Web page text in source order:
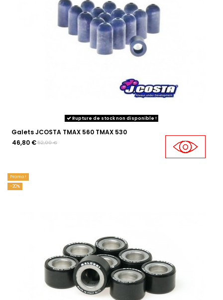
Rupture de stock non disponible !
Galets JCOSTA TMAX 560 TMAX 530
46,80 €52,00 €
Promo !
-20%